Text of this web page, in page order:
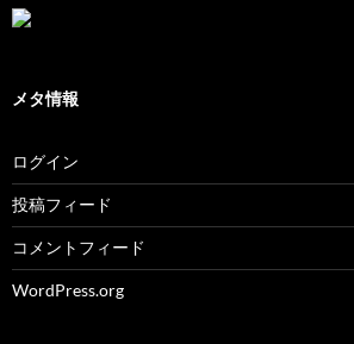
メタ情報
ログイン
投稿フィード
コメントフィード
WordPress.org